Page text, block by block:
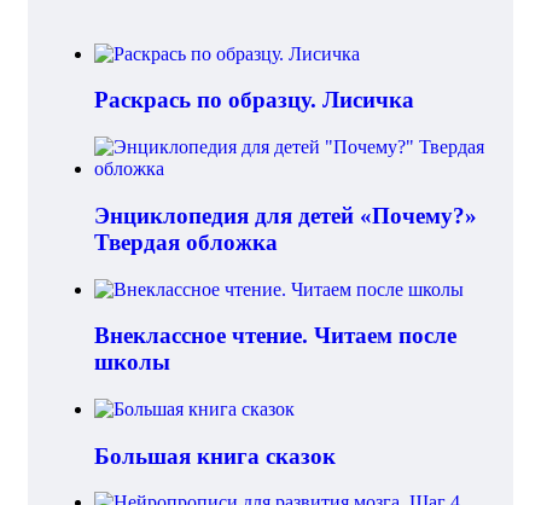
Раскрась по образцу. Лисичка
Энциклопедия для детей «Почему?»
Твердая обложка
Внеклассное чтение. Читаем после
школы
Большая книга сказок